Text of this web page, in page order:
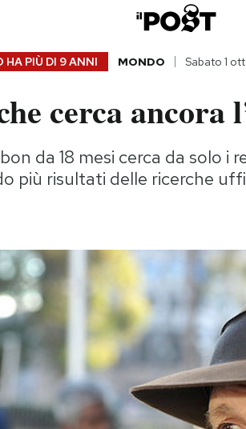
HA PIÙ DI 9 ANNI MONDO Sabato 1
cerca ancora
da 18 mesi cerca da solo i
più risultati delle ricerche